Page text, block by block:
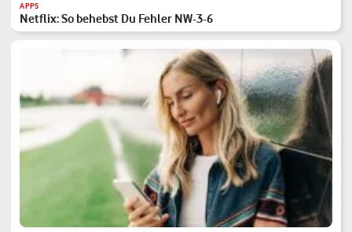
APPS
Netflix: So behebst Du Fehler NW-3-6